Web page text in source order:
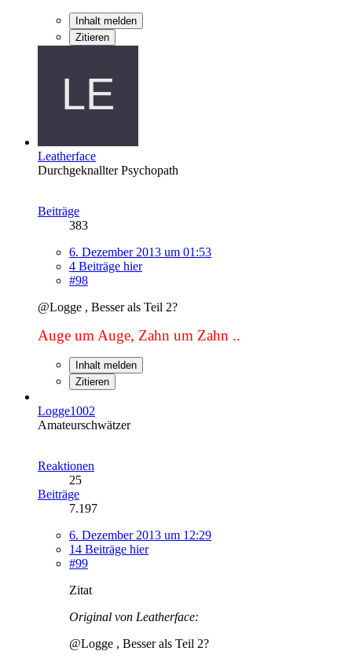
Inhalt melden
Zitieren
Leatherface
Durchgeknallter Psychopath
Beiträge
383
6. Dezember 2013 um 01:53
4 Beiträge hier
#98
@Logge , Besser als Teil 2?
Auge um Auge, Zahn um Zahn ..
Inhalt melden
Zitieren
Logge1002
Amateurschwätzer
Reaktionen
25
Beiträge
7.197
6. Dezember 2013 um 12:29
14 Beiträge hier
#99
Zitat
Original von Leatherface:
@Logge , Besser als Teil 2?